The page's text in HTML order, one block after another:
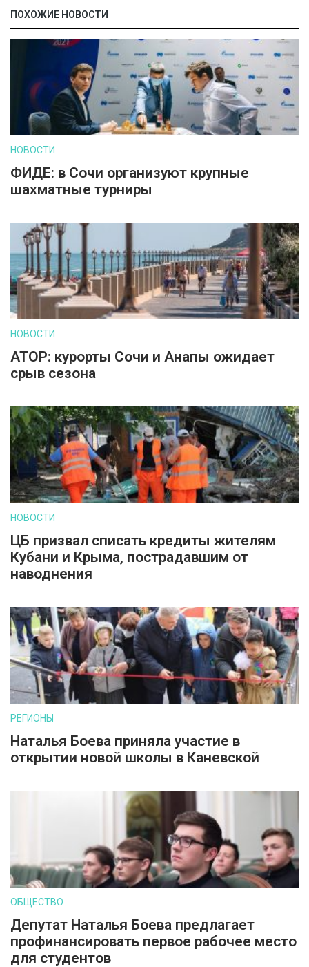
ПОХОЖИЕ НОВОСТИ
НОВОСТИ
ФИДЕ: в Сочи организуют крупные
шахматные турниры
НОВОСТИ
АТОР: курорты Сочи и Анапы ожидает
срыв сезона
НОВОСТИ
ЦБ призвал списать кредиты жителям
Кубани и Крыма, пострадавшим от
наводнения
РЕГИОНЫ
Наталья Боева приняла участие в
открытии новой школы в Каневской
ОБЩЕСТВО
Депутат Наталья Боева предлагает
профинансировать первое рабочее место
для студентов